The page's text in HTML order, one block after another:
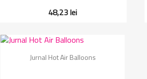
48,23 lei
Vizualizare rapida
Jurnal Hot Air Balloons